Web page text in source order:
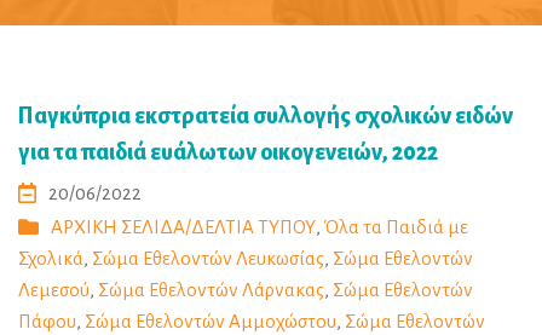
Παγκύπρια εκστρατεία συλλογής σχολικών ειδών
για τα παιδιά ευάλωτων οικογενειών, 2022
20/06/2022
ΑΡΧΙΚΗ ΣΕΛΙΔΑ/ΔΕΛΤΙΑ ΤΥΠΟΥ,Όλα τα Παιδιά με
Σχολικά, Σώμα Εθελοντών Λευκωσίας, Σώμα Εθελοντών
Λεμεσού, Σώμα Εθελοντών Λάρνακας, Σώμα Εθελοντών
Πάφου, Σώμα Εθελοντών Αμμοχώστου, Σώμα Εθελοντών